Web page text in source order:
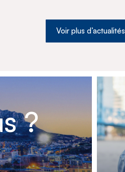
Voir plus d’actualités
?